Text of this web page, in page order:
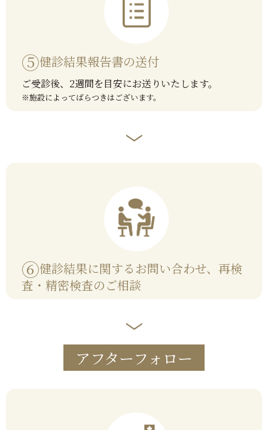
⑤健診結果報告書の送付
ご受診後、2週間を目安にお送りいたします。
※施設によってばらつきはございます。
⑥健診結果に関するお問い合わせ、再検
査・精密検査のご相談
アフターフォロー